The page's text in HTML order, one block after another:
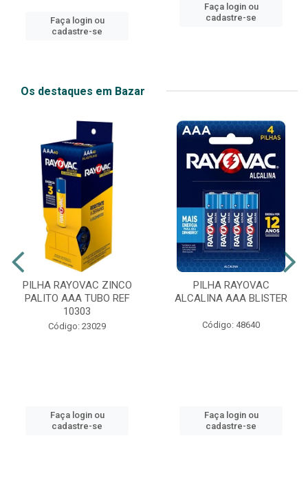
Faça login ou
cadastre-se
Faça login ou
cadastre-se
Os destaques em Bazar
PILHA RAYOVAC ZINCO
PALITO AAA TUBO REF
10303
Código: 23029
Faça login ou
cadastre-se
PILHA RAYOVAC
ALCALINA AAA BLISTER
Código: 48640
Faça login ou
cadastre-se